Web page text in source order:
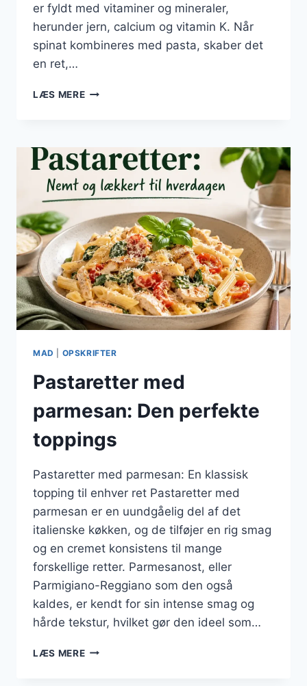
er fyldt med vitaminer og mineraler,
herunder jern, calcium og vitamin K. Når
spinat kombineres med pasta, skaber det
en ret,…
LÆS MEREPASTARETTER
SUND
GRØN
RET
MAD OPSKRIFTER
Pastaretter med
parmesan: Den perfekte
toppings
Pastaretter med parmesan: En klassisk
topping til enhver ret Pastaretter med
parmesan er en uundgåelig del af det
italienske køkken, og de tilføjer en rig smag
og en cremet konsistens til mange
forskellige retter. Parmesanost, eller
Parmigiano-Reggiano som den også
kaldes, er kendt for sin intense smag og
hårde tekstur, hvilket gør den ideel som…
LÆS MEREPASTARETTER